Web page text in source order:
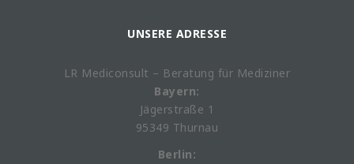
UNSERE ADRESSE
LR Mediconsult – Beratung für Mediziner
Bayern:
Jägerstraße 1
95349 Thurnau
Berlin: